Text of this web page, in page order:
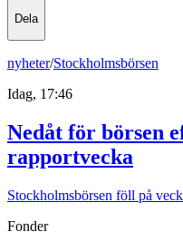
Dela
nyheter/Stockholmsbörsen
Idag, 17:46
Nedåt för börsen
rapportvecka
Stockholmsbörsen föll på
Fonder